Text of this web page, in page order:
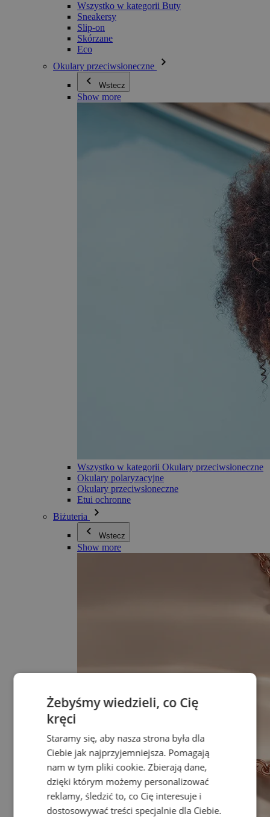
Wszystko w kategorii Buty
Sneakersy
Slip-on
Skórzane
Eco
Okulary przeciwsłoneczne
Wstecz
Show more
Wszystko w kategorii Okulary przeciwsłoneczne
Okulary polaryzacyjne
Okulary przeciwsłoneczne
Etui ochronne
Biżuteria
Wstecz
Show more
Żebyśmy wiedzieli, co Cię
kręci
Staramy się, aby nasza strona była dla
Ciebie jak najprzyjemniejsza. Pomagają
nam w tym pliki cookie. Zbierają dane,
dzięki którym możemy personalizować
reklamy, śledzić to, co Cię interesuje i
dostosowywać treści specjalnie dla Ciebie.